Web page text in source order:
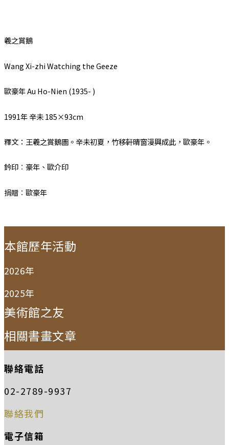
羲之賞鵝
Wang Xi-zhi Watching the Geeze
歐豪年 Au Ho-Nien (1935- )
1991年 辛未 185×93cm
釋文：王羲之賞鵝圖。辛未初夏，竹移軒晴窗漫興成此，歐豪年。
鈐印︰豪年、歐介印
捐贈︰歐豪年
本館歷年活動
2026年
2025年
美術館之友
相關書畫文章
聯絡電話
02-2789-9937
聯絡我們
電子信箱